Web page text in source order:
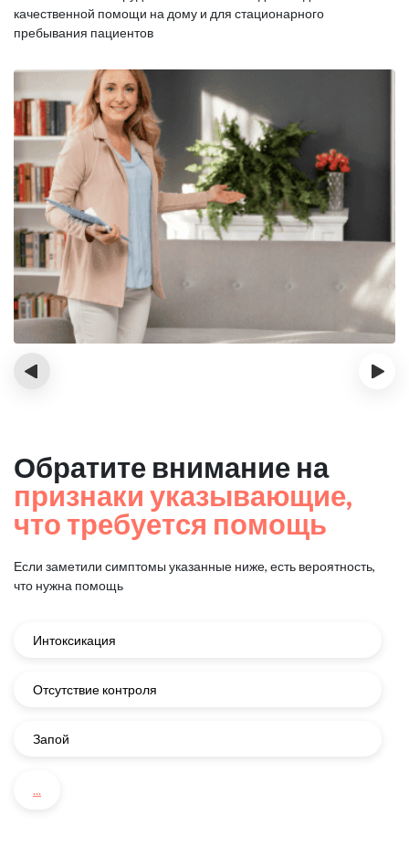
качественной помощи на дому и для стационарного
пребывания пациентов
‹ ›
Обратите внимание на
признаки указывающие,
что требуется помощь
Если заметили симптомы указанные ниже, есть вероятность,
что нужна помощь
Интоксикация
Отсутствие контроля
Запой
...